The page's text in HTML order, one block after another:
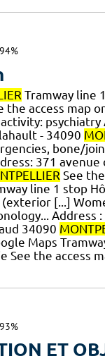
94%
Tramway line
the access map
psychiatry
- 34090
bone/
371 avenue
See
line 1 stop
[...]
Address
34090
Maps
See the access
93%
ET